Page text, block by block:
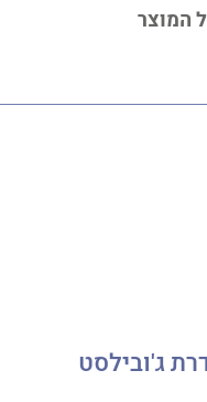
המוצר
ג'ובילסט